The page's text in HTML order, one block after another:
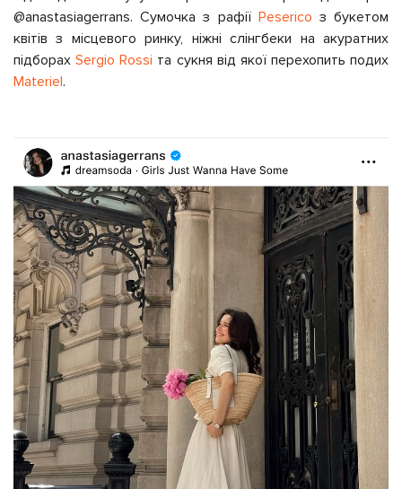
@anastasiagerrans. Сумочка з рафії Peserico з букетом
квітів з місцевого ринку, ніжні слінгбеки на акуратних
підборахSergio Rossi та сукня від якої перехопить подих
Materiel.